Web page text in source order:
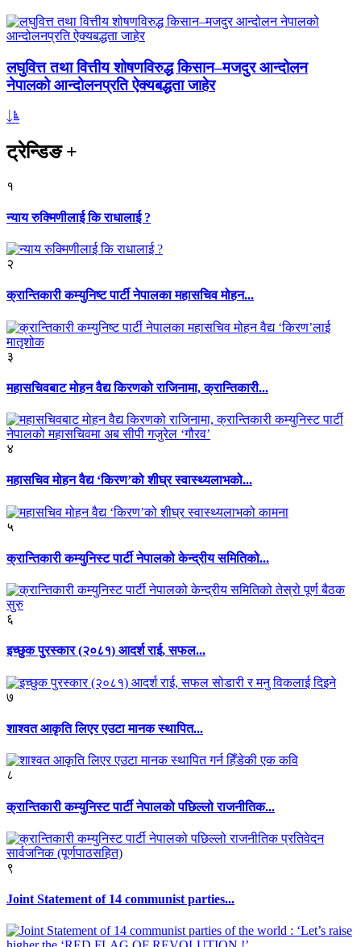
लघुवित्त तथा वित्तीय शोषणविरुद्ध किसान–मजदुर आन्दोलन
नेपालको आन्दोलनप्रति ऐक्यबद्धता जाहेर
ट्रेन्डिङ+
१
न्याय रुक्मिणीलाई कि राधालाई ?
२
क्रान्तिकारी कम्युनिष्ट पार्टी नेपालका महासचिव मोहन...
३
महासचिवबाट मोहन वैद्य किरणको राजिनामा, क्रान्तिकारी...
४
महासचिव मोहन वैद्य ‘किरण’को शीघ्र स्वास्थ्यलाभको...
५
क्रान्तिकारी कम्युनिस्ट पार्टी नेपालको केन्द्रीय समितिको...
६
इच्छुक पुरस्कार (२०८१) आदर्श राई, सफल...
७
शाश्वत आकृति लिएर एउटा मानक स्थापित...
८
क्रान्तिकारी कम्युनिस्ट पार्टी नेपालको पछिल्लो राजनीतिक...
९
Joint Statement of 14 communist parties...